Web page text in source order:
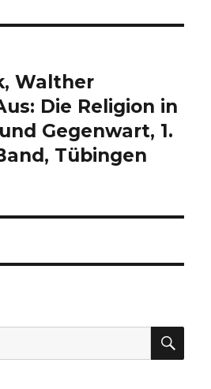
Walther
Die Religion in
Gegenwart, 1.
Tübingen